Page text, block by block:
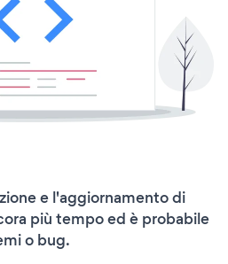
e l'aggiornamento di
più tempo ed è probabile
o bug.